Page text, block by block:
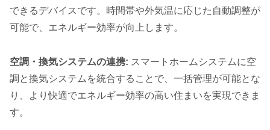
できるデバイスです。時間帯や外気温に応じた自動調整が
可能で、エネルギー効率が向上します。
空調・換気システムの連携: スマートホームシステムに空
調と換気システムを統合することで、一括管理が可能とな
り、より快適でエネルギー効率の高い住まいを実現できま
す。